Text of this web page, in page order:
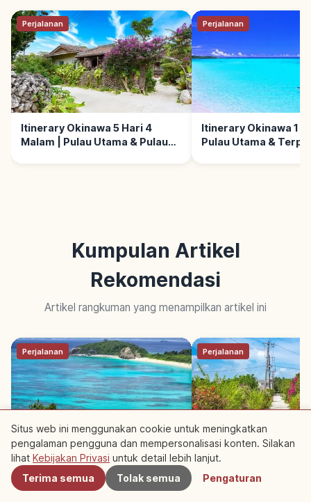
Perjalanan
Itinerary Okinawa 5 Hari 4
Malam | Pulau Utama & Pulau
Perjalanan
Itinerary Okinawa 1
Pulau Utama &
Kumpulan Artikel
Rekomendasi
Artikel rangkuman yang menampilkan artikel ini
Perjalanan
10 Pulau Terbaik di Okinawa:
Panduan Island Hopping
Pemula
Perjalanan
10 Wisata &
Budaya
Terdekat
Situs web ini menggunakan cookie untuk meningkatkan
pengalaman pengguna dan mempersonalisasi konten. Silakan
lihat Kebijakan Privasi untuk detail lebih lanjut.
Terima semua
Tolak semua Pengaturan